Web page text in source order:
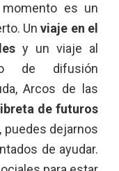
es un
Unviaje en el
y un viaje al
de difusión
Arcos de las
de futuros
puedes dejarnos
de ayudar.